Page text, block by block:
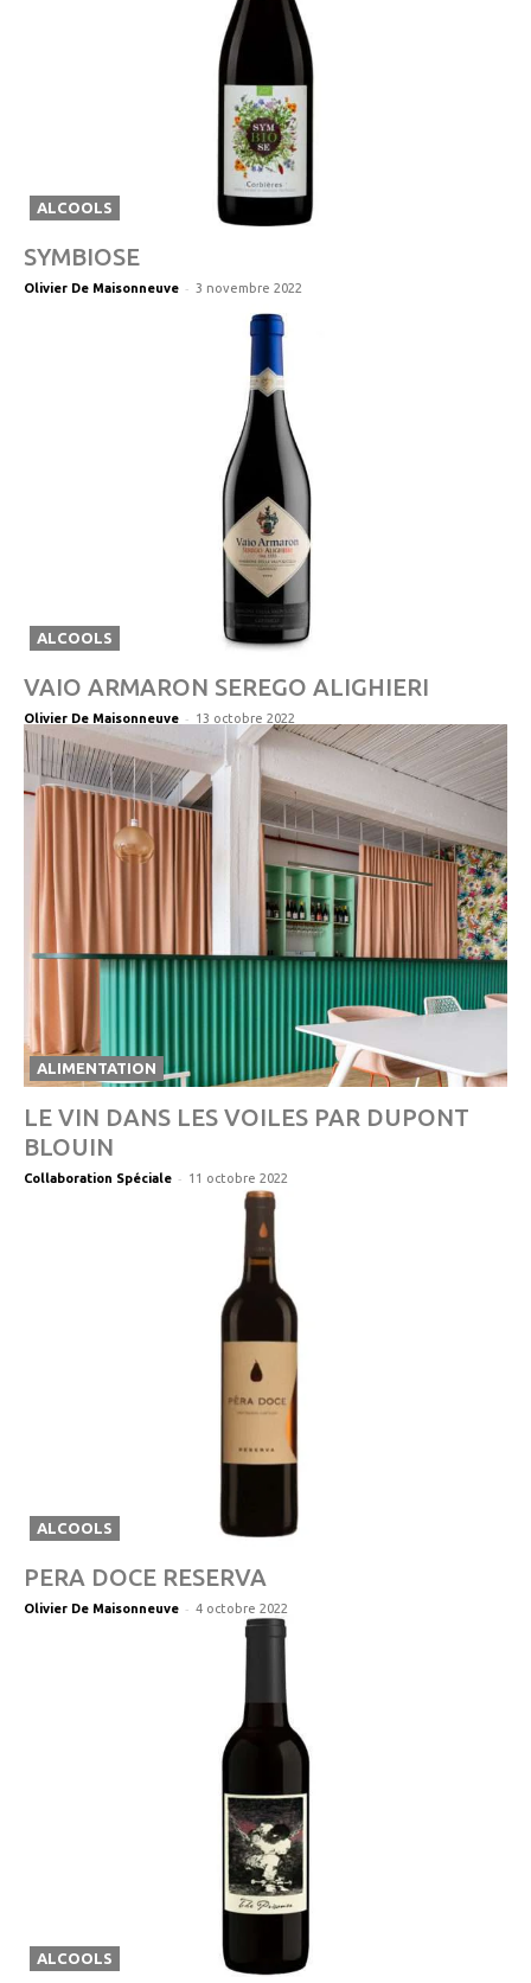
ALCOOLS
SYMBIOSE
Olivier De Maisonneuve - 3 novembre 2022
ALCOOLS
VAIO ARMARON SEREGO ALIGHIERI
Olivier De Maisonneuve - 13 octobre 2022
ALIMENTATION
LE VIN DANS LES VOILES PAR DUPONT
BLOUIN
Collaboration Spéciale - 11 octobre 2022
ALCOOLS
PERA DOCE RESERVA
Olivier De Maisonneuve - 4 octobre 2022
ALCOOLS